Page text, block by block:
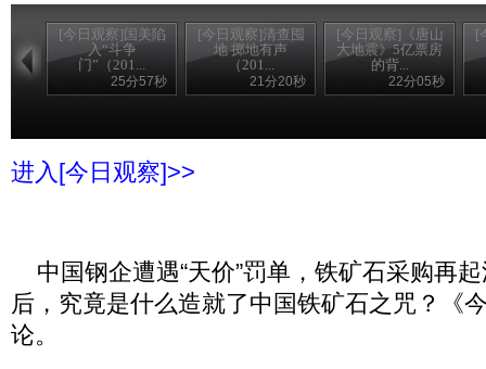
[今日观察]国美陷
入“斗争
门”（201...
25分57秒
[今日观察]清查囤
地 掷地有声
（201...
21分20秒
[今日观察]《唐山
大地震》5亿票房
的背...
22分05秒
[
进入[今日观察]>>
中国钢企遭遇“天价”罚单，铁矿石采购再
后，究竟是什么造就了中国铁矿石之咒？《
论。